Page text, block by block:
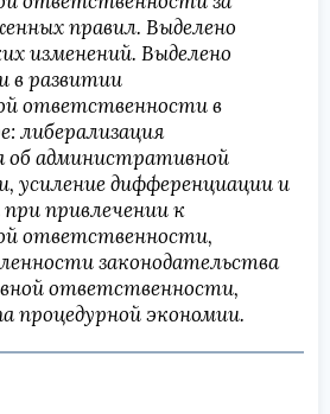
правил. Выделено
изменений. Выделено
в развитии
ответственности в
либерализация
об административной
усиление дифференциации и
привлечении к
ответственности,
законодательства
ответственности,
процедурной экономии.